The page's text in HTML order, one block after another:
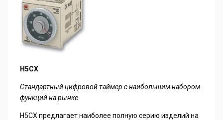
H5CX
Стандартный цифровой таймер с наибольшим набором
функций на рынке
H5CX предлагает наиболее полную серию изделий на